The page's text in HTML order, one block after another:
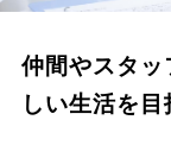
仲間やスタ
しい生活を目